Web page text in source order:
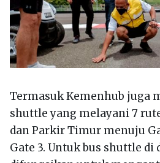
Termasuk Kemenhub juga
shuttle yang melayani 7
dan Parkir Timur menuju
Gate 3. Untuk bus shuttle di